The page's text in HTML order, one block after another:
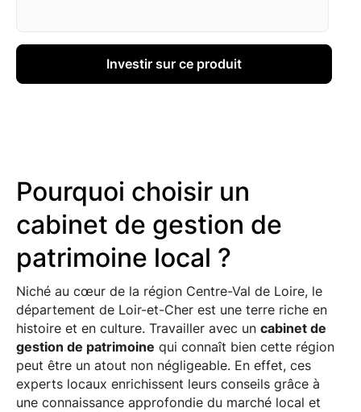
Investir sur ce produit
Pourquoi choisir un
cabinet de gestion de
patrimoine local ?
Niché au cœur de la région Centre-Val de Loire, le
département de Loir-et-Cher est une terre riche en
histoire et en culture. Travailler avec un cabinet de
gestion de patrimoine qui connaît bien cette région
peut être un atout non négligeable. En effet, ces
experts locaux enrichissent leurs conseils grâce à
une connaissance approfondie du marché local et